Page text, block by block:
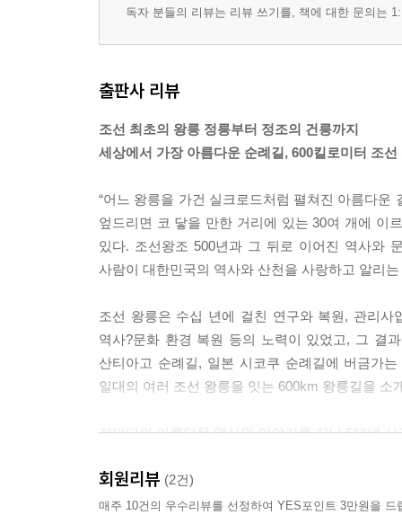
독자 분들의 리뷰는 리뷰 쓰기를, 책에 대한 문의는
출판사 리뷰
조선 최초의 왕릉 정릉부터 정조의 건릉까지
세상에서 가장 아름다운 순례길, 600킬로미터 조
“어느 왕릉을 가건 실크로드처럼 펼쳐진 아름다
엎드리면 코 닿을 만한 거리에 있는 30여 개에 이
있다. 조선왕조 500년과 그 뒤로 이어진 역사와
사람이 대한민국의 역사와 산천을 사랑하고 알리
조선 왕릉은 수십 년에 걸친 연구와 복원, 관리
역사?문화 환경 복원 등의 노력이 있었고, 그 결
산티아고 순례길, 일본 시코쿠 순례길에 버금가
일대의 여러 조선 왕릉을 잇는 600km 왕릉길을
저마다의 아름다운 역사와 이야기를 지닌 518년 시
지은이는 조선 팔도 안 가본 곳이 없는 명불허전
회원리뷰 (2건)
매주 10건의 우수리뷰를 선정하여 YES포인트 3만원을 드